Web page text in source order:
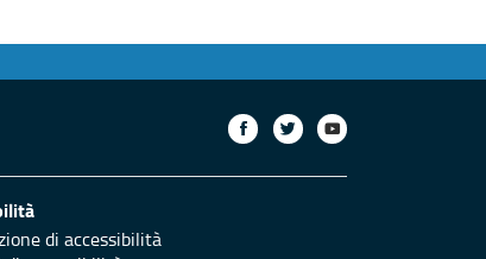
di accessibilità